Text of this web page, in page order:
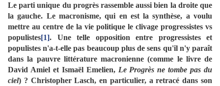
Le parti unique du progrès rassemble aussi bien la droite que
la gauche. Le macronisme, qui en est la synthèse, a voulu
mettre au centre de la vie politique le clivage progressistes vs
populistes[1]. Une telle opposition entre progressistes et
populistes n'a-t-elle pas beaucoup plus de sens qu'il n'y paraît
dans la pauvre littérature macronienne (comme le livre de
David Amiel et Ismaël Emelien, Le Progrès ne tombe pas du
ciel) ? Christopher Lasch, en particulier, a retracé dans son